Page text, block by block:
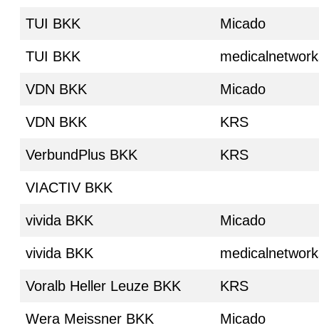
TUI BKK Micado
TUI BKK
VDN BKK Micado
VDN BKK KRS
VerbundPlus BKK KRS
VIACTIV BKK
vivida BKK Micado
vivida BKK
Voralb Heller Leuze BKK KRS
Wera Meissner BKK Micado